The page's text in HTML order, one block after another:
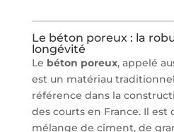
Le béton poreux : la
longévité
Le béton poreux, appelé
est un matériau
référence dans la
des courts en France. Il est
mélange de ciment, de